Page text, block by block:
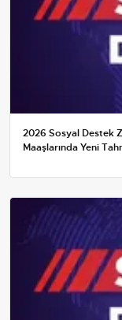
2026 Sosyal Destek
Maaşlarında Yeni